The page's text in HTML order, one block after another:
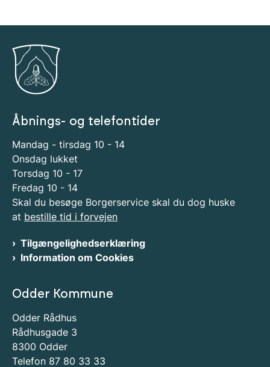
Åbnings- og telefontider
Mandag - tirsdag 10 - 14
Onsdag lukket
Torsdag 10 - 17
Fredag 10 - 14
Skal du besøge Borgerservice skal du dog huske
at bestille tid i forvejen
Tilgængelighedserklæring
Information om Cookies
Odder Kommune
Odder Rådhus
Rådhusgade 3
8300 Odder
Telefon 87 80 33 33